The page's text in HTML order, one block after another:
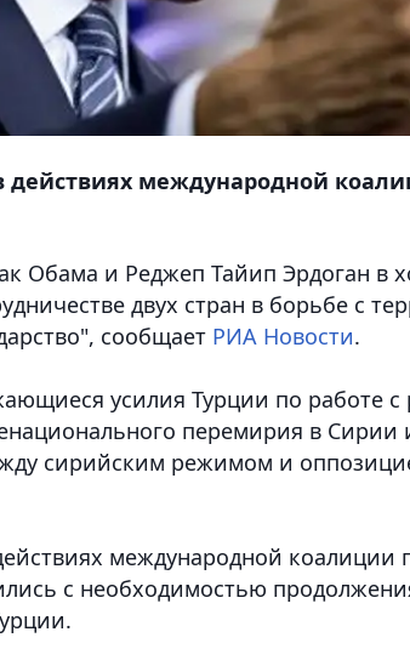
действиях международной
Обама и Реджеп Тайип Эрдоган в
двух стран в борьбе с
сообщает РИА Новости.
усилия Турции по работе
перемирия в Сирии
сирийским режимом и
международной коалиции
с необходимостью